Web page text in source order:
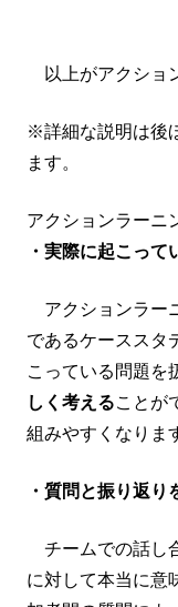
以上がアクショ
※詳細な説明は後
ます。
アクションラーニ
・実際に起こって
アクションラー
であるケーススタ
こっている問題を
しく考えることが
組みやすくなりま
・質問と振り返り
チームでの話し
に対して本当に意